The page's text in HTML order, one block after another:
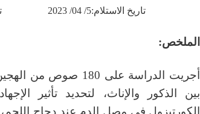
تاريخ الاستلام:5/ 04/ 2023 تاريخ القبول: 20/ 08/ 2023
الملخص:
بين الذكور والإناث، لتحديد تأثير
الكورتيزول في مصل الدم عند دجاج